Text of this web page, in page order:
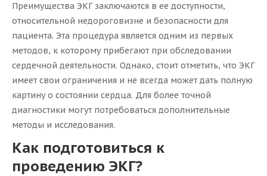
Преимущества ЭКГ заключаются в ее доступности,
относительной недороговизне и безопасности для
пациента. Эта процедура является одним из первых
методов, к которому прибегают при обследовании
сердечной деятельности. Однако, стоит отметить, что ЭКГ
имеет свои ограничения и не всегда может дать полную
картину о состоянии сердца. Для более точной
диагностики могут потребоваться дополнительные
методы и исследования.
Как подготовиться к
проведению ЭКГ?